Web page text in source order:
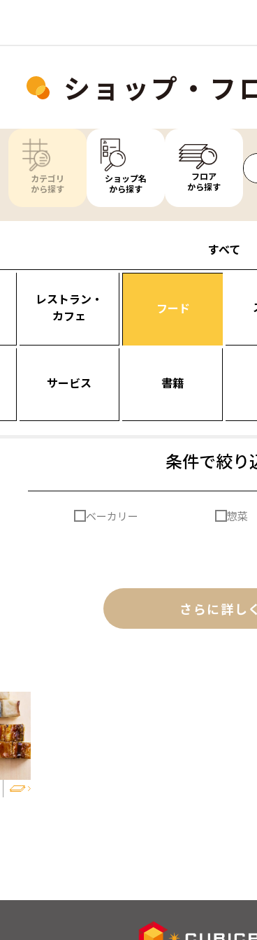
ショップ・フ
カテゴリ
から探す
ショップ名
から探す
フロア
から探す
すべて
レストラン・
カフェ
フード
サービス 書籍
条件で絞り
ベーカリー 惣菜
さらに詳しく